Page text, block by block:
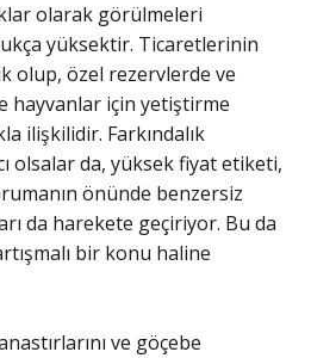
olarak görülmeleri
yüksektir. Ticaretlerinin
olup, özel rezervlerde ve
hayvanlar için yetiştirme
ilişkilidir. Farkındalık
olsalar da, yüksek fiyat etiketi,
önünde benzersiz
da harekete geçiriyor. Bu da
bir konu haline
ve göçebe